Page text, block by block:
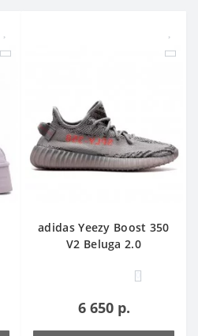
adidas Yeezy Boost 350
V2 Beluga 2.0
0
6 650 р.